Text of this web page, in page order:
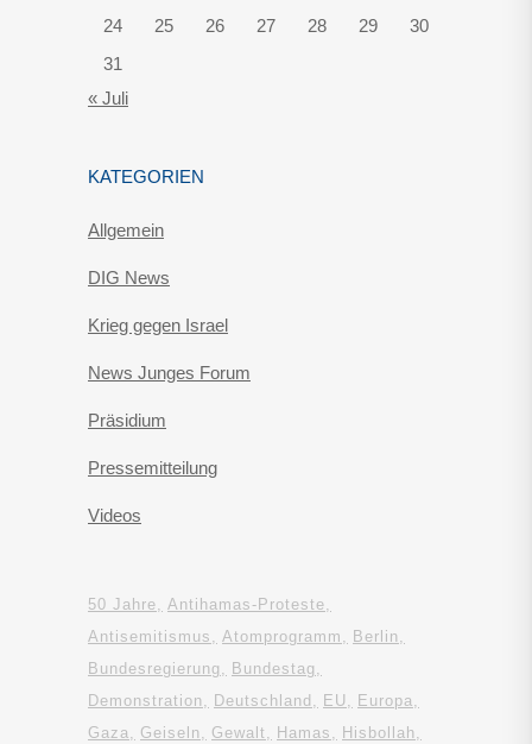
24
25 26 27 28 29
30
31
« Juli
KATEGORIEN
Allgemein
DIG News
Krieg gegen Israel
News Junges Forum
Präsidium
Pressemitteilung
Videos
50 Jahre
Antihamas-Proteste
Antisemitismus
Atomprogramm
Berlin
Bundesregierung
Bundestag
Demonstration
Deutschland EU
Europa
Gaza
Geiseln Gewalt Hamas
Hisbollah